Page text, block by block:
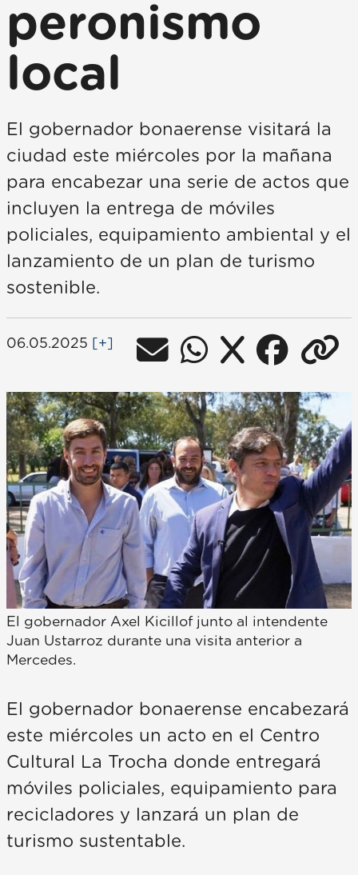
peronismo
local
El gobernador bonaerense visitará la
ciudad este miércoles por la mañana
para encabezar una serie de actos que
incluyen la entrega de móviles
policiales, equipamiento ambiental y el
lanzamiento de un plan de turismo
sostenible.
06.05.2025 [+]
El gobernador Axel Kicillof junto al intendente
Juan Ustarroz durante una visita anterior a
Mercedes.
El gobernador bonaerense encabezará
este miércoles un acto en el Centro
Cultural La Trocha donde entregará
móviles policiales, equipamiento para
recicladores y lanzará un plan de
turismo sustentable.